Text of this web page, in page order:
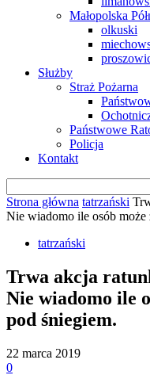
Małopolska
olkuski
Służby
Straż Pożarna
Państwowe
Policja
Kontakt
Strona główna tatrzański
Nie wiadomo ile osób może
tatrzański
Trwa akcja
Nie wiadomo ile
pod śniegiem.
22 marca 2019
0